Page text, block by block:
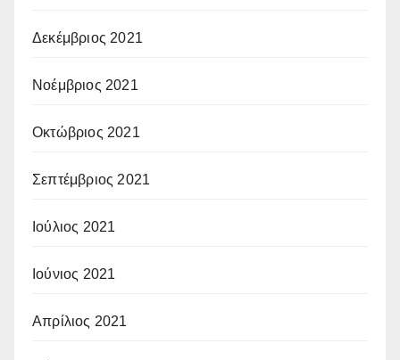
Δεκέμβριος 2021
Νοέμβριος 2021
Οκτώβριος 2021
Σεπτέμβριος 2021
Ιούλιος 2021
Ιούνιος 2021
Απρίλιος 2021